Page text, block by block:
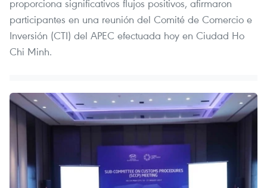
proporciona significativos flujos positivos, afirmaron
participantes en una reunión del Comité de Comercio e
Inversión (CTI) del APEC efectuada hoy en Ciudad Ho
Chi Minh.